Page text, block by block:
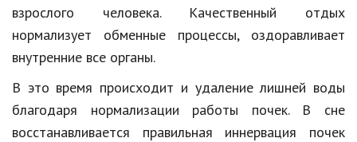
взрослого человека. Качественный отдых
нормализует обменные процессы, оздоравливает
внутренние все органы.
В это время происходит и удаление лишней воды
благодаря нормализации работы почек. В сне
восстанавливается правильная иннервация почек